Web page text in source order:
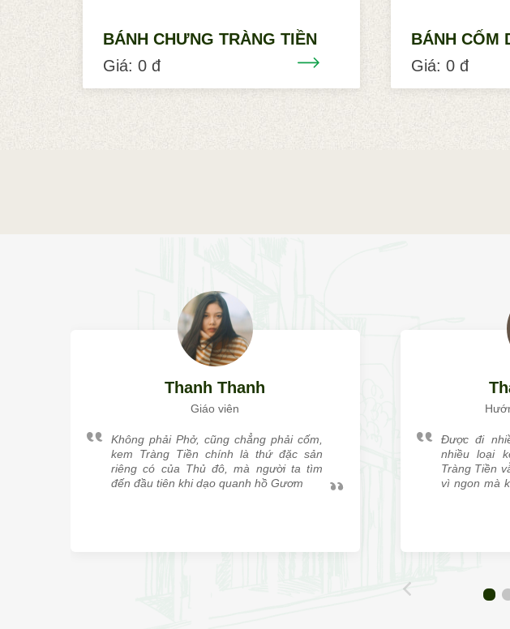
BÁNH CHƯNG TRÀNG TIỀN
Giá: 0 đ
BÁNH CỐM
Giá: 0 đ
Thanh Thanh
Giáo viên
Không phải Phở, cũng chẳng phải cốm,
kem Tràng Tiền chính là thứ đặc sản
riêng có của Thủ đô, mà người ta tìm
đến đầu tiên khi dạo quanh hồ Gươm
Được đi
nhiều loại
Tràng Tiền
vì ngon mà